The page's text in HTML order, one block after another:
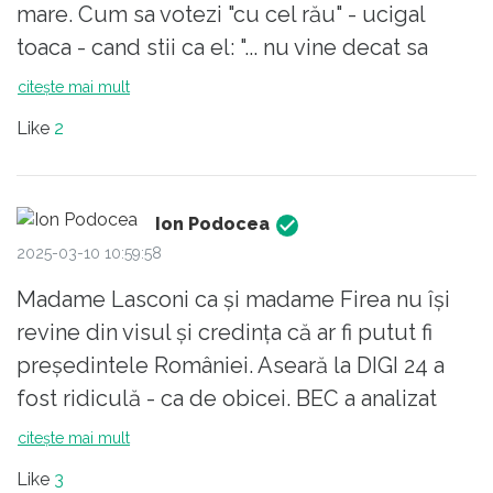
votului, iar georgeștii au trecut de la
extaz la furie(urmează și agonia..)
Așa că au reluat febril scenariul inițial.
trafic duminică/8 decembrie (după ce
pe 6 dec. fusese anulat votul) Venea
spre București înarmat până-n dinți.
panseluțe-n față la CCR..
Avocații l-au scos și a tulit-o din țară.
Iar mesajele transmie se cunosc..
Permanent CG cheamă lumea în
mare. Cum sa votezi "cu cel rău" - ucigal
toaca - cand stii ca el: "... nu vine decat sa
fure, sa injunghie si sa prapadeasca."
citește mai mult
Like 2
Ion Podocea
2025-03-10 10:59:58
Madame Lasconi ca și madame Firea nu își
revine din visul și credința că ar fi putut fi
președintele României. Aseară la DIGI 24 a
fost ridiculă - ca de obicei. BEC a analizat
candidatură acestui penibil personaj pe fond
citește mai mult
Like 3